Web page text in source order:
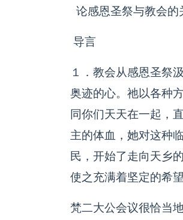
论感恩圣祭与教会的
导言
１．教会从感恩圣祭
奥迹的心。祂以各种
同你们天天在一起，
主的体血，她对这种
民，开始了走向天乡
使之充满着坚定的希望
梵二大公会议很恰当